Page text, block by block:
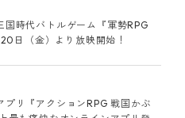
国時代バトルゲーム『軍勢RPG
日（金）より放映開始！
リ『アクションRPG 戦国かぶ